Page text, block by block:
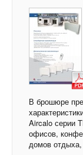
В брошюре
Aircalo серии
офисов,
домов